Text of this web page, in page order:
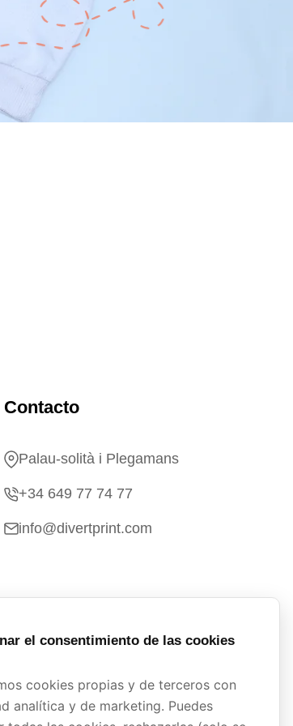
Contacto
Palau-solità i Plegamans
+34 649 77 74 77
info@divertprint.com
el consentimiento de las cookies
cookies propias y de terceros con
analítica y de marketing. Puedes